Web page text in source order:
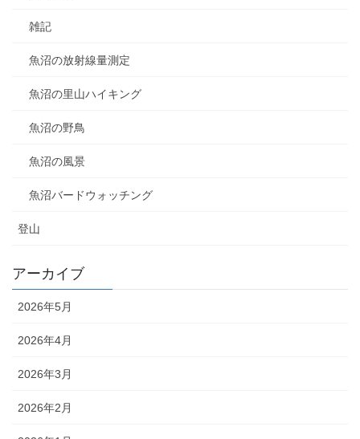
雑記
魚沼の放射線量測定
魚沼の里山ハイキング
魚沼の野鳥
魚沼の風景
魚沼バードウォッチング
登山
アーカイブ
2026年5月
2026年4月
2026年3月
2026年2月